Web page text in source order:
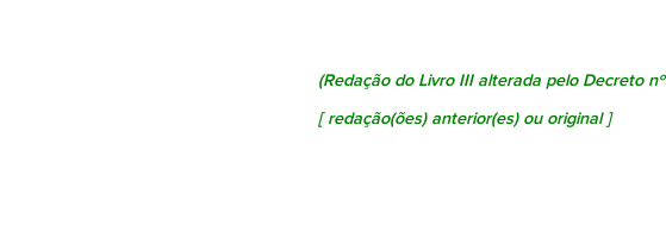
(Redação do Livro III alterada pelo Decreto
[redação(ões) anterior(es) ou original]